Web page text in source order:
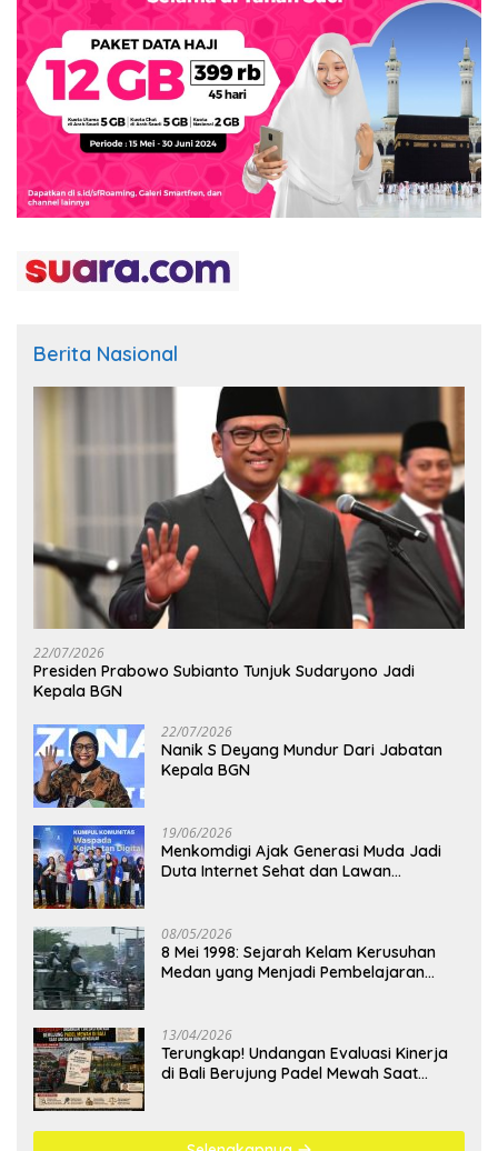
Berita Nasional
22/07/2026
Presiden Prabowo Subianto Tunjuk Sudaryono Jadi
Kepala BGN
22/07/2026
Nanik S Deyang Mundur Dari Jabatan
Kepala BGN
19/06/2026
Menkomdigi Ajak Generasi Muda Jadi
Duta Internet Sehat dan Lawan
08/05/2026
8 Mei 1998: Sejarah Kelam Kerusuhan
Medan yang Menjadi Pembelajaran
13/04/2026
Terungkap! Undangan Evaluasi Kinerja
di Bali Berujung Padel Mewah Saat